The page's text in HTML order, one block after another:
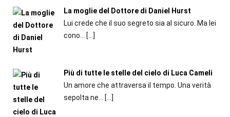
La moglie del Dottore di Daniel Hurst
Lui crede che il suo segreto sia al sicuro. Ma lei
cono...
[…]
Più di tutte le stelle del cielo di Luca Cameli
Un amore che attraversa il tempo. Una verità
sepolta ne...
[…]